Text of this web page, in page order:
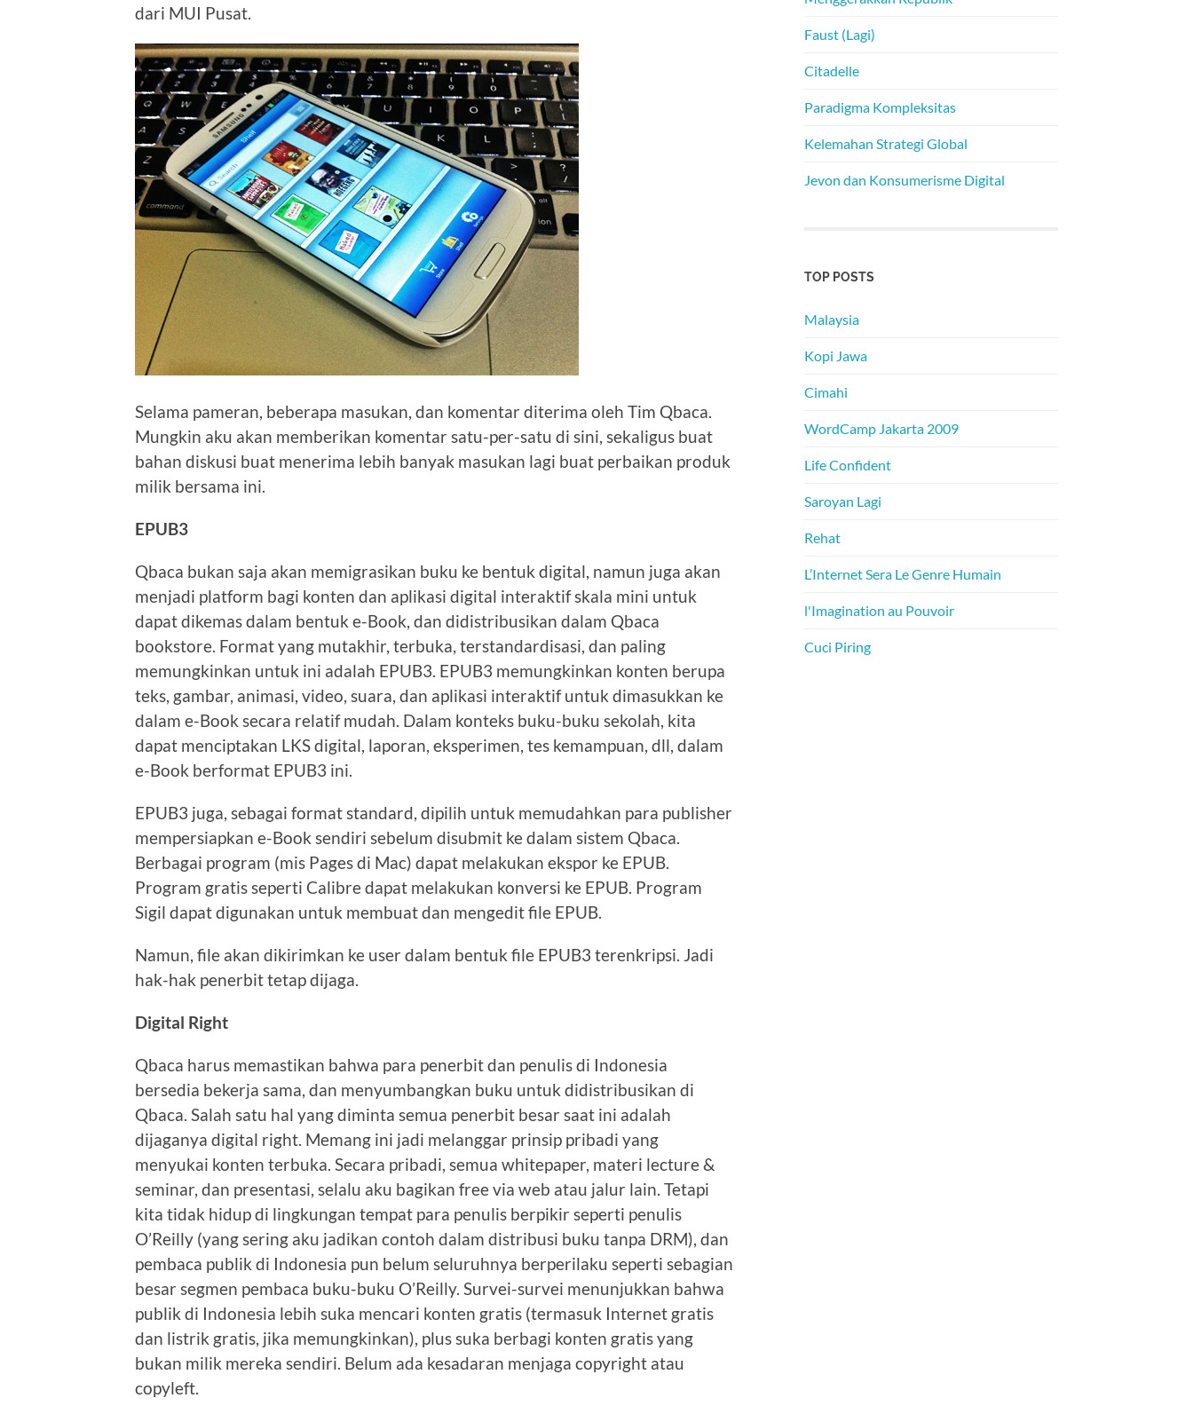
dari MUI Pusat.
Selama pameran, beberapa masukan, dan komentar diterima oleh Tim Qbaca.
Mungkin aku akan memberikan komentar satu-per-satu di sini, sekaligus buat
bahan diskusi buat menerima lebih banyak masukan lagi buat perbaikan produk
milik bersama ini.
EPUB3
Qbaca bukan saja akan memigrasikan buku ke bentuk digital, namun juga akan
menjadi platform bagi konten dan aplikasi digital interaktif skala mini untuk
dapat dikemas dalam bentuk e-Book, dan didistribusikan dalam Qbaca
bookstore. Format yang mutakhir, terbuka, terstandardisasi, dan paling
memungkinkan untuk ini adalah EPUB3. EPUB3 memungkinkan konten berupa
teks, gambar, animasi, video, suara, dan aplikasi interaktif untuk dimasukkan ke
dalam e-Book secara relatif mudah. Dalam konteks buku-buku sekolah, kita
dapat menciptakan LKS digital, laporan, eksperimen, tes kemampuan, dll, dalam
e-Book berformat EPUB3 ini.
EPUB3 juga, sebagai format standard, dipilih untuk memudahkan para publisher
mempersiapkan e-Book sendiri sebelum disubmit ke dalam sistem Qbaca.
Berbagai program (mis Pages di Mac) dapat melakukan ekspor ke EPUB.
Program gratis seperti Calibre dapat melakukan konversi ke EPUB. Program
Sigil dapat digunakan untuk membuat dan mengedit file EPUB.
Namun, file akan dikirimkan ke user dalam bentuk file EPUB3 terenkripsi. Jadi
hak-hak penerbit tetap dijaga.
Digital Right
Qbaca harus memastikan bahwa para penerbit dan penulis di Indonesia
bersedia bekerja sama, dan menyumbangkan buku untuk didistribusikan di
Qbaca. Salah satu hal yang diminta semua penerbit besar saat ini adalah
dijaganya digital right. Memang ini jadi melanggar prinsip pribadi yang
menyukai konten terbuka. Secara pribadi, semua whitepaper, materi lecture &
seminar, dan presentasi, selalu aku bagikan free via web atau jalur lain. Tetapi
kita tidak hidup di lingkungan tempat para penulis berpikir seperti penulis
O’Reilly (yang sering aku jadikan contoh dalam distribusi buku tanpa DRM), dan
pembaca publik di Indonesia pun belum seluruhnya berperilaku seperti sebagian
besar segmen pembaca buku-buku O’Reilly. Survei-survei menunjukkan bahwa
publik di Indonesia lebih suka mencari konten gratis (termasuk Internet gratis
dan listrik gratis, jika memungkinkan), plus suka berbagi konten gratis yang
bukan milik mereka sendiri. Belum ada kesadaran menjaga copyright atau
copyleft.
Faust (Lagi)
Citadelle
Paradigma Kompleksitas
Kelemahan Strategi Global
Jevon dan Konsumerisme Digital
TOP POSTS
Malaysia
Kopi Jawa
Cimahi
WordCamp Jakarta 2009
Life Confident
Saroyan Lagi
Rehat
L’Internet Sera Le Genre Humain
l'Imagination au Pouvoir
Cuci Piring